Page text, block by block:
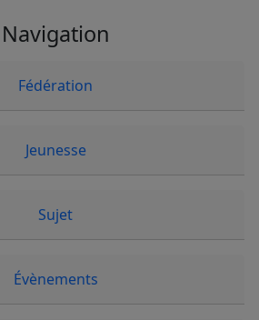
Navigation
Fédération
Jeunesse
Sujet
Évènements